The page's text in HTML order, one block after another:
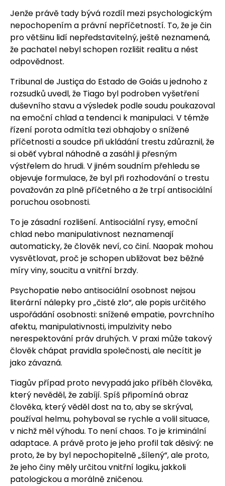
Jenže právě tady bývá rozdíl mezi psychologickým
nepochopením a právní nepříčetností. To, že je čin
pro většinu lidí nepředstavitelný, ještě neznamená,
že pachatel nebyl schopen rozlišit realitu a nést
odpovědnost.
Tribunal de Justiça do Estado de Goiás u jednoho z
rozsudků uvedl, že Tiago byl podroben vyšetření
duševního stavu a výsledek podle soudu poukazoval
na emoční chlad a tendenci k manipulaci. V témže
řízení porota odmítla tezi obhajoby o snížené
příčetnosti a soudce při ukládání trestu zdůraznil, že
si oběť vybral náhodně a zasáhl ji přesným
výstřelem do hrudi. V jiném soudním přehledu se
objevuje formulace, že byl při rozhodování o trestu
považován za plně příčetného a že trpí antisociální
poruchou osobnosti.
To je zásadní rozlišení. Antisociální rysy, emoční
chlad nebo manipulativnost neznamenají
automaticky, že člověk neví, co činí. Naopak mohou
vysvětlovat, proč je schopen ubližovat bez běžné
míry viny, soucitu a vnitřní brzdy.
Psychopatie nebo antisociální osobnost nejsou
literární nálepky pro „čisté zlo“, ale popis určitého
uspořádání osobnosti: snížené empatie, povrchního
afektu, manipulativnosti, impulzivity nebo
nerespektování práv druhých. V praxi může takový
člověk chápat pravidla společnosti, ale necítit je
jako závazná.
Tiagův případ proto nevypadá jako příběh člověka,
který nevěděl, že zabíjí. Spíš připomíná obraz
člověka, který věděl dost na to, aby se skrýval,
používal helmu, pohyboval se rychle a volil situace,
v nichž měl výhodu. To není chaos. To je kriminální
adaptace. A právě proto je jeho profil tak děsivý: ne
proto, že by byl nepochopitelně „šílený“, ale proto,
že jeho činy měly určitou vnitřní logiku, jakkoli
patologickou a morálně zničenou.